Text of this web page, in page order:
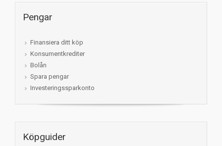
Pengar
Finansiera ditt köp
Konsumentkrediter
Bolån
Spara pengar
Investeringssparkonto
Köpguider